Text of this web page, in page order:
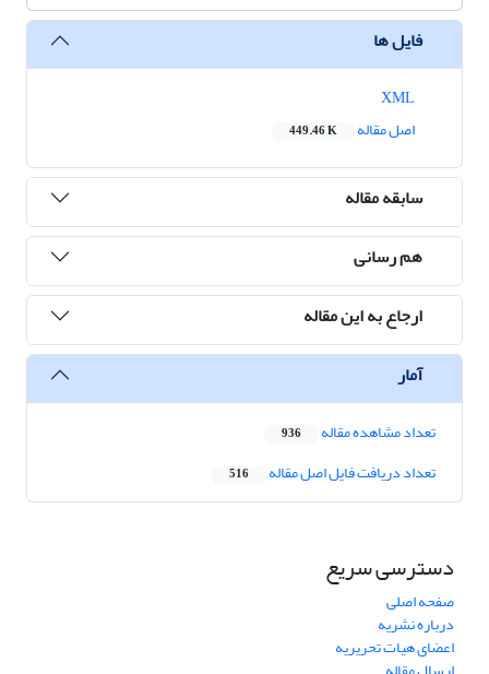
فایل ها
اصل مقاله
449.46 K
سابقه مقاله
هم رسانی
ارجاع به این مقاله
آمار
تعداد مشاهده مقاله 936
تعداد دریافت فایل اصل مقاله 516
دسترسی سریع
صفحه اصلی
درباره نشریه
اعضای هیات تحریریه